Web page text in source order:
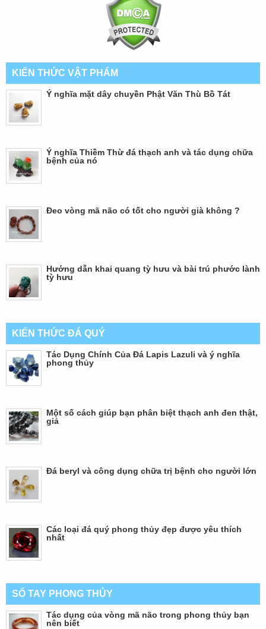
KIẾN THỨC VẬT PHẨM
Ý nghĩa mặt dây chuyền Phật Văn Thù Bồ Tát
Ý nghĩa Thiềm Thừ đá thạch anh và tác dụng chữa
bệnh của nó
Đeo vòng mã não có tốt cho người già không ?
Hướng dẫn khai quang tỳ hưu và bài trú phước lành
tỳ hưu
KIẾN THỨC ĐÁ QUÝ
Tác Dụng Chính Của Đá Lapis Lazuli và ý nghĩa
phong thủy
Một số cách giúp bạn phân biệt thạch anh đen thật,
giả
Đá beryl và công dụng chữa trị bệnh cho người lớn
Các loại đá quý phong thủy đẹp được yêu thích
nhất
SỔ TAY PHONG THỦY
Tác dụng của vòng mã não trong phong thủy bạn
nên biết